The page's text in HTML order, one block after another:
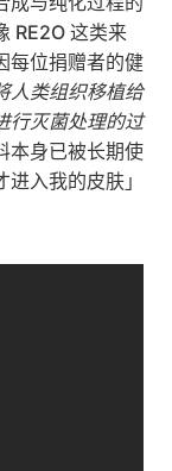
RE2O 这类来
每位捐赠者的健
人类组织移植给
行灭菌处理的过
本身已被长期使
入我的皮肤」